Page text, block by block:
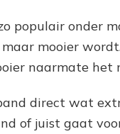
populair onder
mooier
naarmate het
direct wat
of juist gaat